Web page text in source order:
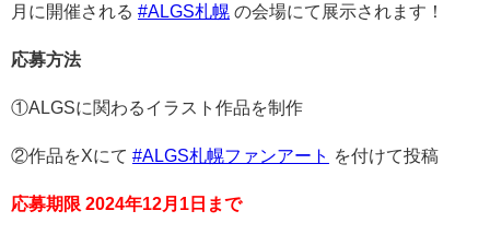
月に開催される #ALGS札幌 の会場にて展示されます！
応募方法
①ALGSに関わるイラスト作品を制作
②作品をXにて #ALGS札幌ファンアート を付けて投稿
応募期限 2024年12月1日まで